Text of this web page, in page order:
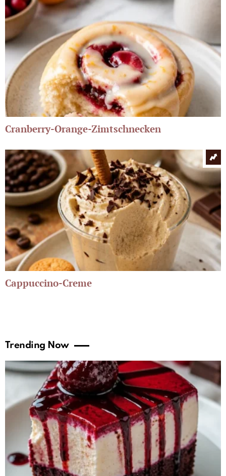
Cranberry-Orange-Zimtschnecken
Cappuccino-Creme
Trending Now